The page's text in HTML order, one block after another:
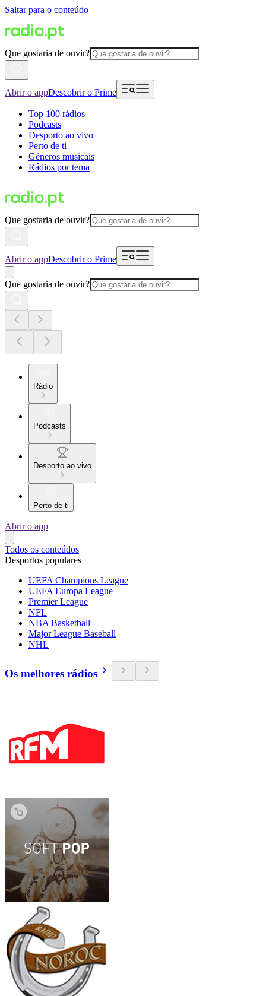
Saltar para o conteúdo
Que gostaria de ouvir?
Abrir o appDescobrir o Prime
Top 100 rádios
Podcasts
Desporto ao vivo
Perto de ti
Géneros musicais
Rádios por tema
Que gostaria de ouvir?
Abrir o appDescobrir o Prime
Que gostaria de ouvir?
Rádio
Podcasts
Desporto ao vivo
Perto de ti
Abrir o app
Todos os conteúdos
Desportos populares
UEFA Champions League
UEFA Europa League
Premier League
NFL
NBA Basketball
Major League Baseball
NHL
Os melhores rádios